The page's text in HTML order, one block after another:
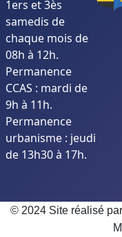
1ers et 3ès
samedis de
chaque mois de
08h à 12h.
Permanence
CCAS : mardi de
9h à 11h.
Permanence
urbanisme : jeudi
de 13h30 à 17h.
© 2024 Site réalisé